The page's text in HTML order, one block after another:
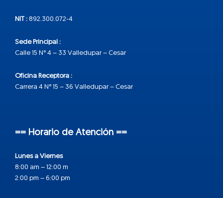
NIT : 892.300.072-4
Sede Principal :
Calle 15 N° 4 – 33 Valledupar – Cesar
Oficina Receptora :
Carrera 4 N° 15 – 36 Valledupar – Cesar
== Horario de Atención ==
Lunes a Viernes
8:00 am – 12:00 m
2:00 pm – 6:00 pm